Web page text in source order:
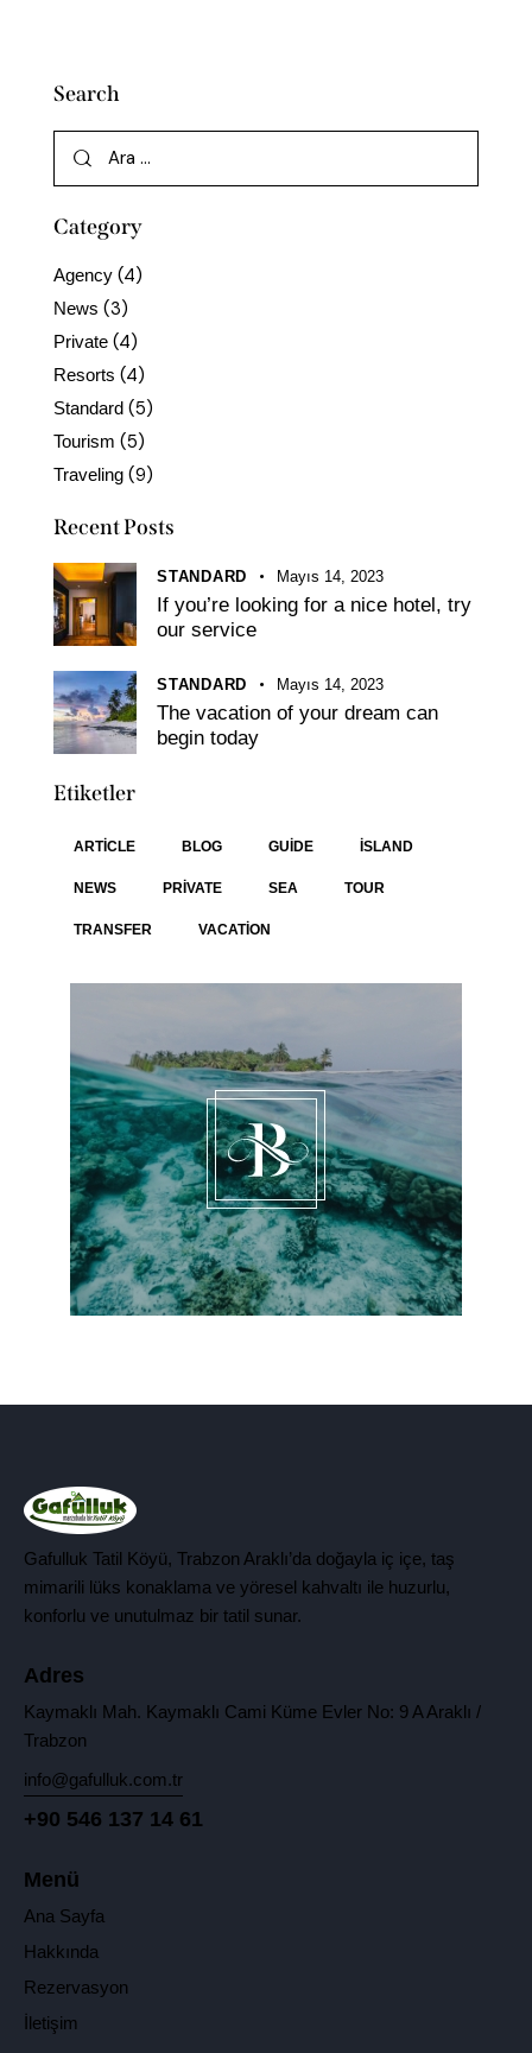
Search
Category
Agency (4)
News (3)
Private (4)
Resorts (4)
Standard (5)
Tourism (5)
Traveling (9)
Recent Posts
STANDARD Mayıs 14, 2023
If you’re looking for a nice hotel, try
our service
STANDARD Mayıs 14, 2023
The vacation of your dream can
begin today
Etiketler
ARTICLE BLOG GUIDE ISLAND
NEWS PRIVATE SEA TOUR
TRANSFER VACATION
Gafulluk Tatil Köyü, Trabzon Araklı’da doğayla iç içe, taş
mimarili lüks konaklama ve yöresel kahvaltı ile huzurlu,
konforlu ve unutulmaz bir tatil sunar.
Adres
Kaymaklı Mah. Kaymaklı Cami Küme Evler No: 9 A Araklı /
Trabzon
info@gafulluk.com.tr
+90 546 137 14 61
Menü
Ana Sayfa
Hakkında
Rezervasyon
İletişim